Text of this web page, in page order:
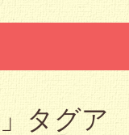
」タグア